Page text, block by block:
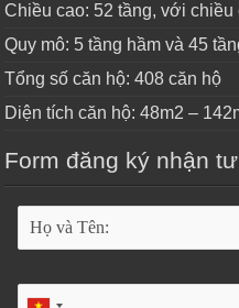
Chiều cao: 52 tầng, với chiều
Quy mô: 5 tầng hầm và 45
Tổng số căn hộ: 408 căn hộ
Diện tích căn hộ: 48m2 –
Form đăng ký nhận